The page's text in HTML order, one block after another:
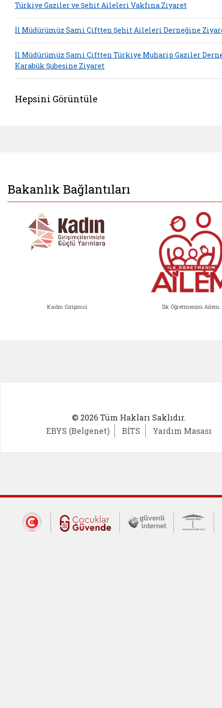
Türkiye Gaziler ve Şehit Aileleri Vakfına Ziyaret
İl Müdürümüz Sami Çiftten Şehit Aileleri Derneğine
İl Müdürümüz Sami Çiftten Türkiye Muharip Gaziler
Karabük Şubesine Ziyaret
Hepsini Görüntüle
Bakanlık Bağlantıları
Kadın Girişimci İlk Öğretmenim Ailem
© 2026 Tüm Hakları Saklıdır.
EBYS (Belgenet)
BİTS Yardım Masası
Dış Bağlantılar
Cumhurbaşkanlığı İletişim Merkezi
Çocuklar Güvende (yeni
Güvenli